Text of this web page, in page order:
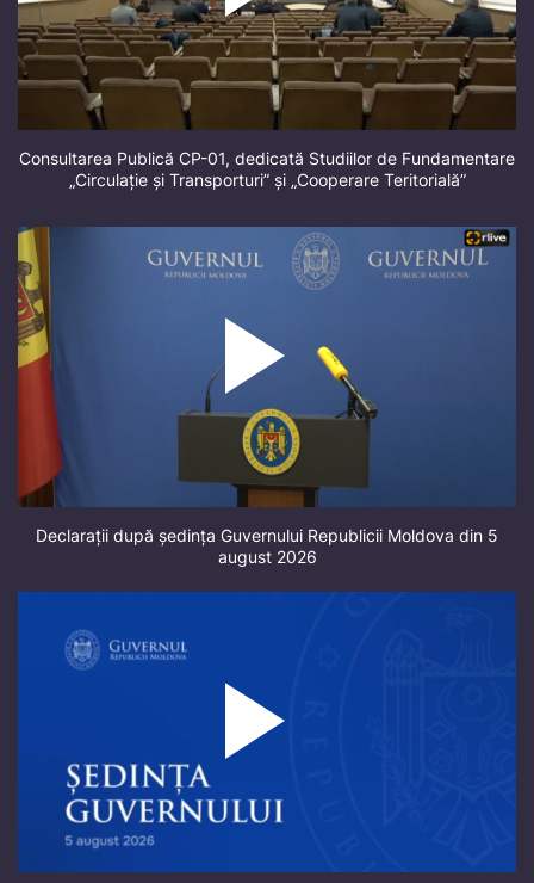
Consultarea Publică CP-01, dedicată Studiilor de Fundamentare
„Circulație și Transporturi” și „Cooperare Teritorială”
Declarații după ședința Guvernului Republicii Moldova din 5
august 2026